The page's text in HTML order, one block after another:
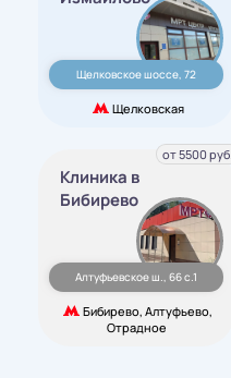
Щелковское шоссе, 72
Щелковская
Клиника в
Бибирево
Алтуфьевское ш., 66 с.1
Бибирево, Алтуфьево,
Отрадное
от 5500 руб.